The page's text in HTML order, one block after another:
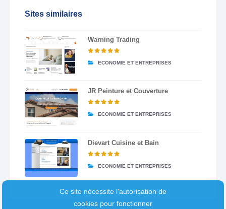
Sites similaires
Warning Trading
ECONOMIE ET ENTREPRISES
JR Peinture et Couverture
ECONOMIE ET ENTREPRISES
Dievart Cuisine et Bain
ECONOMIE ET ENTREPRISES
Ce site nécessite l'autorisation de
cookies pour fonctionner